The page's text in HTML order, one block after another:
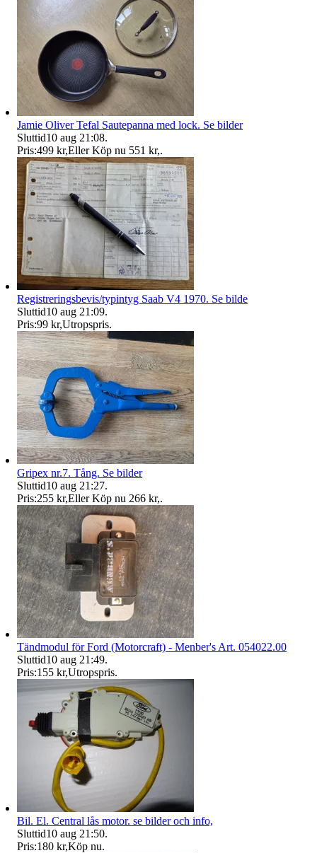
Jamie Oliver Tefal Sautepanna med lock. Se bilder
Sluttid10 aug 21:08.
Pris:499 kr,Eller Köp nu 551 kr,.
Registreringsbevis/typintyg Saab V4 1970. Se bilde
Sluttid10 aug 21:09.
Pris:99 kr,Utropspris.
Gripex nr.7. Tång. Se bilder
Sluttid10 aug 21:27.
Pris:255 kr,Eller Köp nu 266 kr,.
Tändmodul för Ford (Motorcraft) - Menber's Art. 054022.00
Sluttid10 aug 21:49.
Pris:155 kr,Utropspris.
Bil. El. Central lås motor. se bilder och info,
Sluttid10 aug 21:50.
Pris:180 kr,Köp nu.